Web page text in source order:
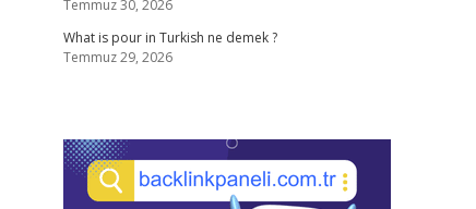
Temmuz 30, 2026
What is pour in Turkish ne demek ?
Temmuz 29, 2026